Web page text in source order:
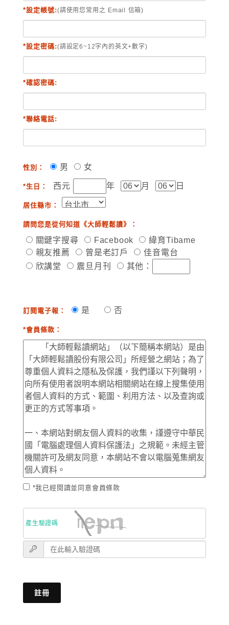
*設定帳號:(請使用您常用之 Email 信箱)
*設定密碼:(請設定6~12字內的英文+數字)
*確認密碼:
*聯絡電話:
性別： 男 女
*生日： 西元 年 月 日
居住縣市：
請問您是從何知道《大師輕鬆讀》：
關鍵字搜尋 Facebook
緯育Tibame
親友推薦
曾是老訂戶
佳音電台
欣講堂
震旦月刊 其他：
訂閱電子報： 是 否
*會員條款：
*我已經閱讀並同意會員條款
產生驗證碼
註冊